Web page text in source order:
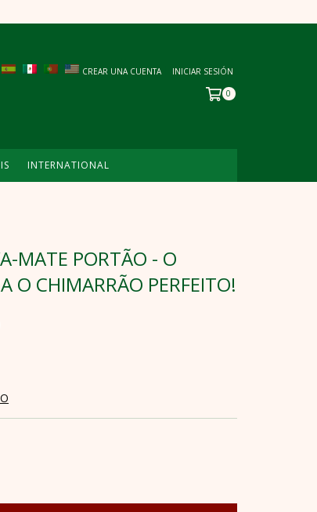
CREAR UNA CUENTA
INICIAR SESIÓN
0
INTERNATIONAL
MATE PORTÃO - O
O CHIMARRÃO PERFEITO!